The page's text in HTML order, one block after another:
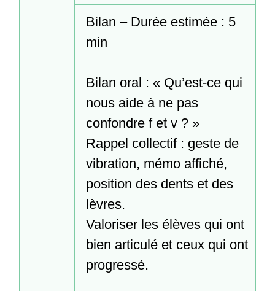
Bilan – Durée estimée : 5
min
Bilan oral : « Qu’est-ce qui
nous aide à ne pas
confondre f et v ? »
Rappel collectif : geste de
vibration, mémo affiché,
position des dents et des
lèvres.
Valoriser les élèves qui ont
bien articulé et ceux qui ont
progressé.